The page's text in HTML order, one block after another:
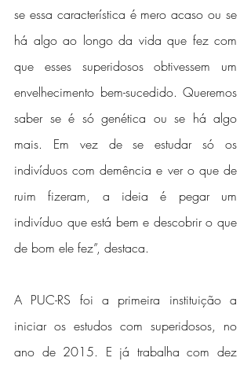
se essa característica é mero acaso ou se
há algo ao longo da vida que fez com
que esses superidosos obtivessem um
envelhecimento bem-sucedido. Queremos
saber se é só genética ou se há algo
mais. Em vez de se estudar só os
indivíduos com demência e ver o que de
ruim fizeram, a ideia é pegar um
indivíduo que está bem e descobrir o que
de bom ele fez”, destaca.
A PUC-RS foi a primeira instituição a
iniciar os estudos com superidosos, no
ano de 2015. E já trabalha com dez